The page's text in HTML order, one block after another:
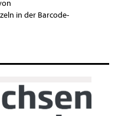
in der Barcode-